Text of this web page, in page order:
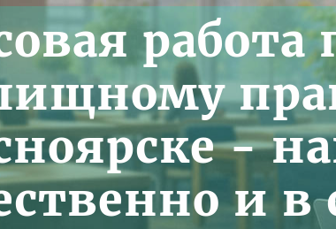
работа
-
и в